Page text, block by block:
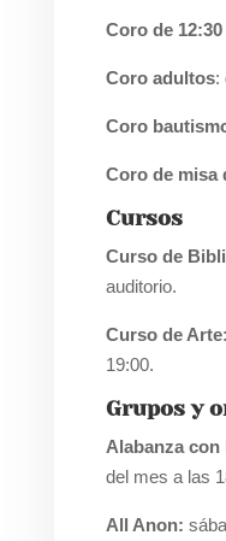
Coro de 12:30
Coro adultos:
Coro
Coro de misa
Cursos
Curso de
auditorio.
Curso de Arte:
19:00.
Grupos y
Alabanza con
del mes a las
All Anon: